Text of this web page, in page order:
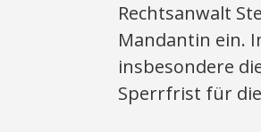
Rechtsanwalt
Mandantin ein.
insbesondere
Sperrfrist für